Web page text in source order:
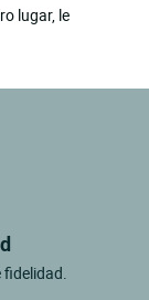
lugar, le
fidelidad.